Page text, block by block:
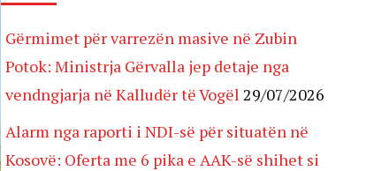
Gërmimet për varrezën masive në Zubin
Potok: Ministrja Gërvalla jep detaje nga
vendngjarja në Kalludër të Vogël 29/07/2026
Alarm nga raporti i NDI-së për situatën në
Kosovë: Oferta me 6 pika e AAK-së shihet si